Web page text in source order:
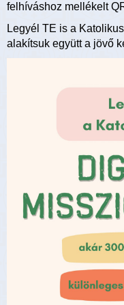
felhíváshoz mellékelt
Legyél TE is a
alakítsuk együtt a jövő